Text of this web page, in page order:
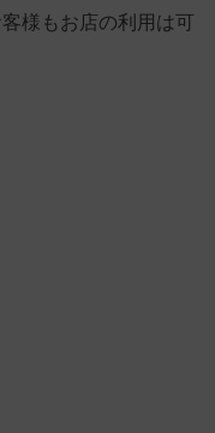
様もお店の利用は可